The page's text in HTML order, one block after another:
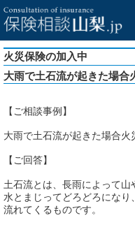
火災保険の加入中
大雨で土石流が起きた場合
【ご相談事例】
大雨で土石流が起きた場合火
【ご回答】
土石流とは、長雨によって山
水とまじってどろどろにな
流れてくるものです。